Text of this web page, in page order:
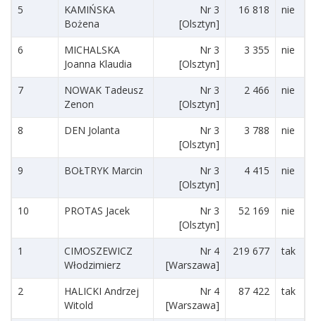
5
KAMIŃSKA
Bożena
Nr 3
[Olsztyn]
16 818 nie
6
MICHALSKA
Joanna Klaudia
Nr 3
[Olsztyn]
3 355 nie
7
NOWAK Tadeusz
Zenon
Nr 3
[Olsztyn]
2 466 nie
8 DEN Jolanta
Nr 3
[Olsztyn]
3 788 nie
9 BOŁTRYK Marcin
Nr 3
[Olsztyn]
4 415 nie
10 PROTAS Jacek
Nr 3
[Olsztyn]
52 169 nie
1
CIMOSZEWICZ
Włodzimierz
Nr 4
[Warszawa]
219 677 tak
2
HALICKI Andrzej
Witold
Nr 4
[Warszawa]
87 422 tak